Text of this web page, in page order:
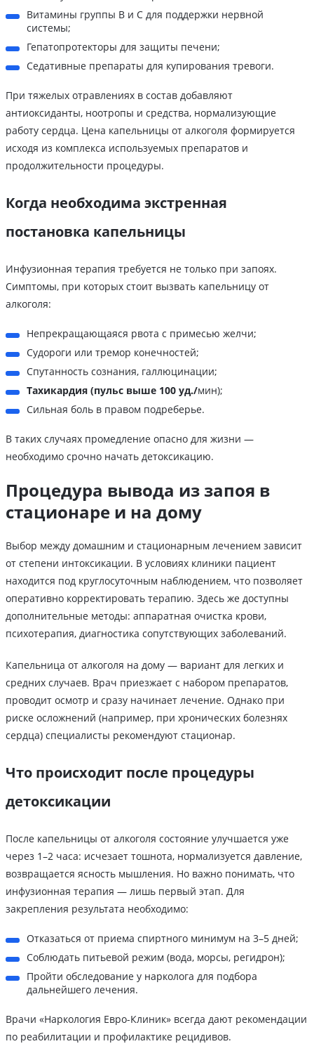
Витамины группы B и C для поддержки нервной
системы;
Гепатопротекторы для защиты печени;
Седативные препараты для купирования тревоги.
При тяжелых отравлениях в состав добавляют
антиоксиданты, ноотропы и средства, нормализующие
работу сердца. Цена капельницы от алкоголя формируется
исходя из комплекса используемых препаратов и
продолжительности процедуры.
Когда необходима экстренная
постановка капельницы
Инфузионная терапия требуется не только при запоях.
Симптомы, при которых стоит вызвать капельницу от
алкоголя:
Непрекращающаяся рвота с примесью желчи;
Судороги или тремор конечностей;
Спутанность сознания, галлюцинации;
Тахикардия (пульс выше 100 уд./мин);
Сильная боль в правом подреберье.
В таких случаях промедление опасно для жизни —
необходимо срочно начать детоксикацию.
Процедура вывода из запоя в
стационаре и на дому
Выбор между домашним и стационарным лечением зависит
от степени интоксикации. В условиях клиники пациент
находится под круглосуточным наблюдением, что позволяет
оперативно корректировать терапию. Здесь же доступны
дополнительные методы: аппаратная очистка крови,
психотерапия, диагностика сопутствующих заболеваний.
Капельница от алкоголя на дому — вариант для легких и
средних случаев. Врач приезжает с набором препаратов,
проводит осмотр и сразу начинает лечение. Однако при
риске осложнений (например, при хронических болезнях
сердца) специалисты рекомендуют стационар.
Что происходит после процедуры
детоксикации
После капельницы от алкоголя состояние улучшается уже
через 1–2 часа: исчезает тошнота, нормализуется давление,
возвращается ясность мышления. Но важно понимать, что
инфузионная терапия — лишь первый этап. Для
закрепления результата необходимо:
Отказаться от приема спиртного минимум на 3–5 дней;
Соблюдать питьевой режим (вода, морсы, регидрон);
Пройти обследование у нарколога для подбора
дальнейшего лечения.
Врачи «Наркология Евро-Клиник» всегда дают рекомендации
по реабилитации и профилактике рецидивов.